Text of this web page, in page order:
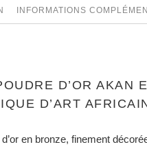
INFORMATIONS
D’OR AKAN
D’ART
en bronze, finement